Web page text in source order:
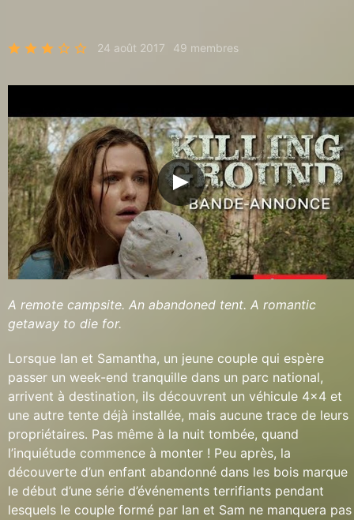
24 août 2017 49 membres
A remote campsite. An abandoned tent. A romantic
getaway to die for.
Lorsque Ian et Samantha, un jeune couple qui espère
passer un week-end tranquille dans un parc national,
arrivent à destination, ils découvrent un véhicule 4x4 et
une autre tente déjà installée, mais aucune trace de leurs
propriétaires. Pas même à la nuit tombée, quand
l’inquiétude commence à monter ! Peu après, la
découverte d’un enfant abandonné dans les bois marque
le début d’une série d’événements terrifiants pendant
lesquels le couple formé par Ian et Sam ne manquera pas